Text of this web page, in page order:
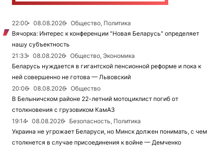
22:00 08.08.2026
Общество, Политика
Вячорка: Интерес к конференции "Новая Беларусь" определяет
нашу субъектность
21:33
08.08.2026
Общество, Экономика
Беларусь нуждается в гигантской пенсионной реформе и пока к
ней совершенно не готова — Львовский
20:06
08.08.2026
Общество
В Белыничском районе 22-летний мотоциклист погиб от
столкновения с грузовиком КамАЗ
19:14
08.08.2026
Безопасность, Политика
Украина не угрожает Беларуси, но Минск должен понимать, с чем
столкнется в случае присоединения к войне — Демченко